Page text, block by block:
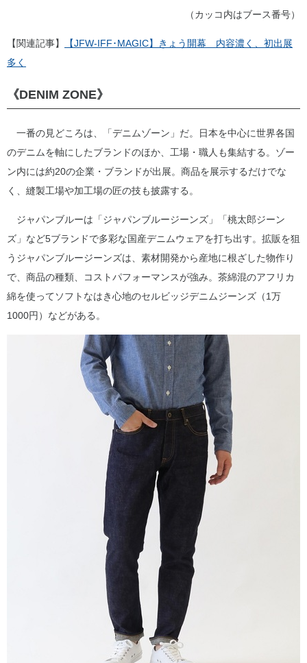
（カッコ内はブース番号）
【関連記事】
【JFW-IFF･MAGIC】きょう開幕 内容濃く、初出展
多く
《DENIM ZONE》
一番の見どころは、「デニムゾーン」だ。日本を中心に世界各国
のデニムを軸にしたブランドのほか、工場・職人も集結する。ゾー
ン内には約20の企業・ブランドが出展。商品を展示するだけでな
く、縫製工場や加工場の匠の技も披露する。
ジャパンブルーは「ジャパンブルージーンズ」「桃太郎ジーン
ズ」など5ブランドで多彩な国産デニムウェアを打ち出す。拡販を狙
うジャパンブルージーンズは、素材開発から産地に根ざした物作り
で、商品の種類、コストパフォーマンスが強み。茶綿混のアフリカ
綿を使ってソフトなはき心地のセルビッジデニムジーンズ（1万
1000円）などがある。